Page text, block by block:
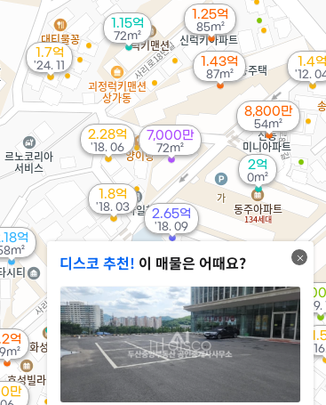
억
1.15억
72m²
1.7억
'24. 11
8,800만
54m²
2억
0m²
억
7,000만
72m²
1.43억
87m²
1.25억
85m²
2.65억
'18. 09
2.28억
'18. 06
1.8억
'18. 03
1.65억
'16. 01
만
1.4억
'12.
'09.
디스코 추천! 이 매물은 어때요?